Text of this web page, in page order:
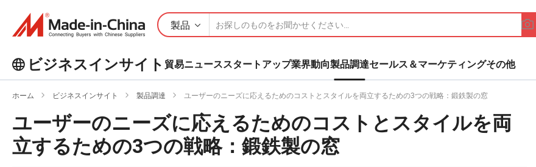
製品
ビジネスインサイト 貿易ニューススタートアップ業界動向製品調達セールス＆マーケティングその他
ビジネスインサイトで人気の記事を
もっと見る
ホーム ビジネスインサイト 製品調達 ユーザーのニーズに応えるためのコストとスタイルを両立するための3つの戦略：鍛鉄製の窓
ユーザーのニーズに応えるためのコストとスタイルを両
立するための3つの戦略：鍛鉄製の窓